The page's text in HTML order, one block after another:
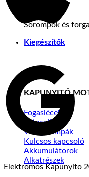
Sorompók és
Kiegészítők
KAPUNYITÓ
Fogaslécek
Fotocellák
Villogólámpák
Kulcsos kapcsoló
Akkumulátorok
Alkatrészek
Elektromos Kapunyito